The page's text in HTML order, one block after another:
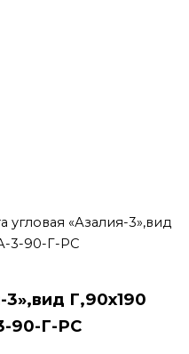
угловая «Азалия-3»,вид
3-90-Г-РС
3»,вид Г,90х190
90-Г-РС